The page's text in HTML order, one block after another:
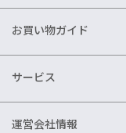
お買い物ガイド
サービス
運営会社情報